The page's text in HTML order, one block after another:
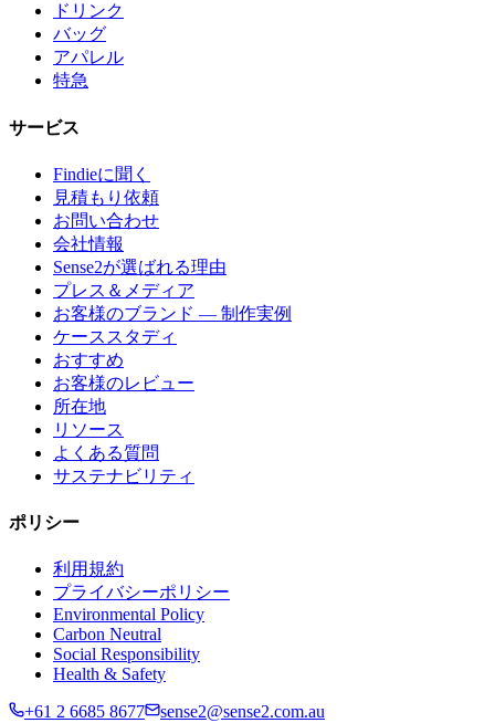
ドリンク
バッグ
アパレル
特急
サービス
Findieに聞く
見積もり依頼
お問い合わせ
会社情報
Sense2が選ばれる理由
プレス＆メディア
お客様のブランド — 制作実例
ケーススタディ
おすすめ
お客様のレビュー
所在地
リソース
よくある質問
サステナビリティ
ポリシー
利用規約
プライバシーポリシー
Environmental Policy
Carbon Neutral
Social Responsibility
Health & Safety
+61 2 6685 8677
sense2@sense2.com.au